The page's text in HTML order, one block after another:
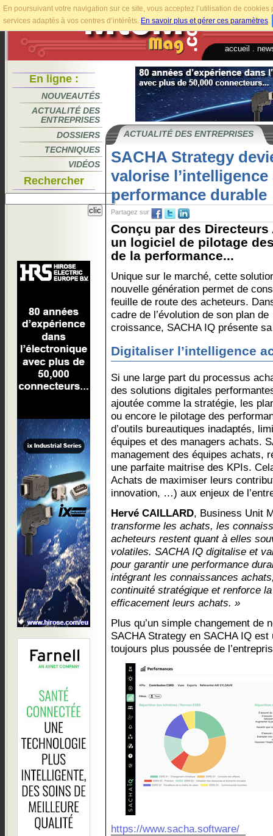
En poursuivant votre navigation sur ce site, vous acceptez l’utilisation de
services adaptés à vos centres d’intérêts. En savoir plus et gérer ces paramètres.
accueil
En ligne :
NOUVEAUTÉS
ACTUALITÉ DES
ENTREPRISES
DOSSIERS
TECHNIQUES
VIDÉOS
Rechercher
ACTUALITÉ DES ENTREPRISES
SACHA Strategy
valorise
performance durable
Partagez sur
Conçu par des Directeurs
un logiciel de pilotage
de la performance...
Unique sur le marché, cette
nouvelle génération permet de
feuille de route des acheteurs.
cadre de l’évolution de son plan de
croissance, SACHA IQ présente
Digitaliser l’intelligence
Si une large part du processus
des solutions digitales
ajoutée comme la stratégie, les
ou encore le pilotage des
d’outils bureautiques inadaptés,
équipes et des managers achats.
management des équipes achats,
une parfaite maitrise des KPIs.
Achats de maximiser leurs
innovation, …) aux enjeux de
Hervé CAILLARD, Business Unit
transforme les achats, les
acheteurs restent quant à elles
volatiles. SACHA IQ digitalise et
pour garantir une performance
intégrant les connaissances
continuité stratégique et renforce
efficacement leurs achats. »
Plus qu’un simple changement de
SACHA Strategy en SACHA IQ
toujours plus poussée de
https://www.sacha.software/